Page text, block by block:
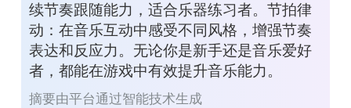
续节奏跟随能力，适合乐器练习者。节拍律
动：在音乐互动中感受不同风格，增强节奏
表达和反应力。无论你是新手还是音乐爱好
者，都能在游戏中有效提升音乐能力。
摘要由平台通过智能技术生成